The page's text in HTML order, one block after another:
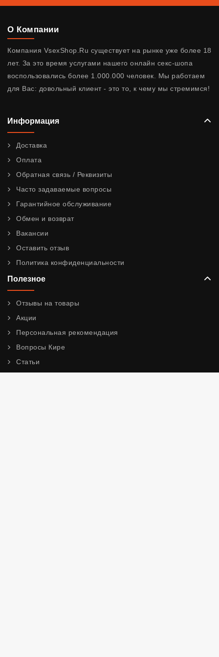
О Компании
Компания VsexShop.Ru существует на рынке уже более 18
лет. За это время услугами нашего онлайн секс-шопа
воспользовались более 1.000.000 человек. Мы работаем
для Вас: довольный клиент - это то, к чему мы стремимся!
Информация
Доставка
Оплата
Обратная связь / Реквизиты
Часто задаваемые вопросы
Гарантийное обслуживание
Обмен и возврат
Вакансии
Оставить отзыв
Политика конфиденциальности
Полезное
Отзывы на товары
Акции
Персональная рекомендация
Вопросы Кире
Статьи